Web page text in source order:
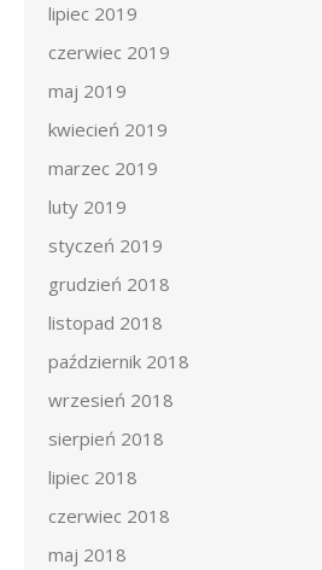
lipiec 2019
czerwiec 2019
maj 2019
kwiecień 2019
marzec 2019
luty 2019
styczeń 2019
grudzień 2018
listopad 2018
październik 2018
wrzesień 2018
sierpień 2018
lipiec 2018
czerwiec 2018
maj 2018